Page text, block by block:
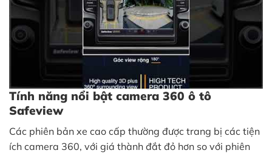
Tính năng nổi bật camera 360 ô tô
Safeview
Các phiên bản xe cao cấp thường được trang bị các tiện
ích camera 360, với giá thành đắt đỏ hơn so với phiên